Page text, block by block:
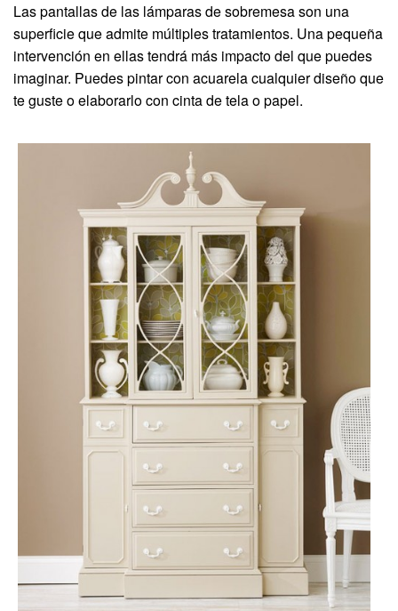
Las pantallas de las lámparas de sobremesa son una
superficie que admite múltiples tratamientos. Una pequeña
intervención en ellas tendrá más impacto del que puedes
imaginar. Puedes pintar con acuarela cualquier diseño que
te guste o elaborarlo con cinta de tela o papel.